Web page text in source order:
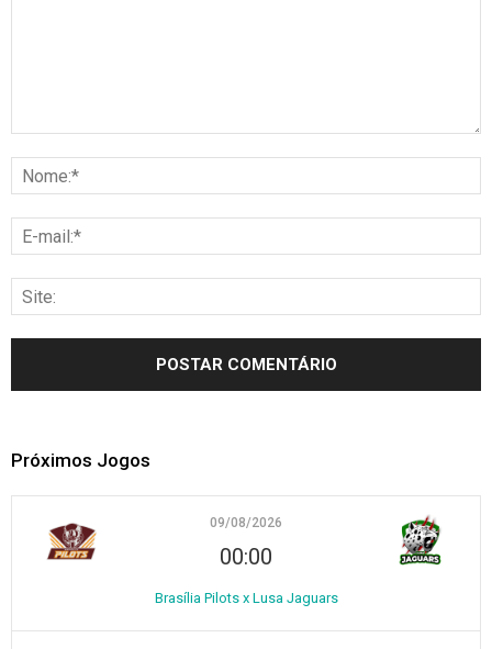
Próximos Jogos
09/08/2026
00:00
Brasília Pilots x Lusa Jaguars